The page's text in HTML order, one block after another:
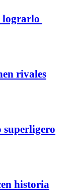
lograrlo
rivales
superligero
historia